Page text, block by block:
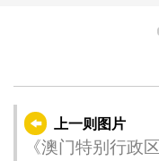
上一则图片
《澳门特别行政